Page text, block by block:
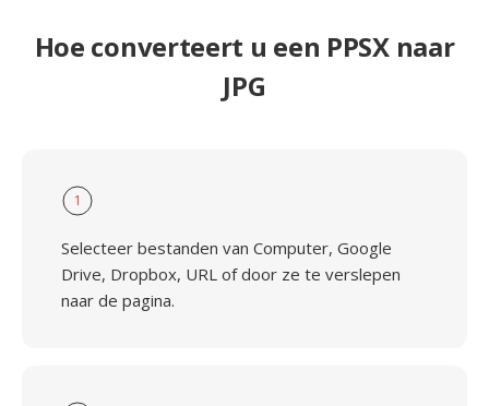
Hoe converteert u een PPSX naar
JPG
1
Selecteer bestanden van Computer, Google
Drive, Dropbox, URL of door ze te verslepen
naar de pagina.